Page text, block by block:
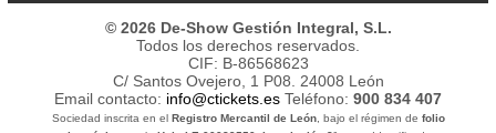
© 2026 De-Show Gestión Integral, S.L.
Todos los derechos reservados.
CIF: B-86568623
C/ Santos Ovejero, 1 P08. 24008 León
Email contacto: info@ctickets.es Teléfono: 900 834 407
Sociedad inscrita en el Registro Mercantil de León, bajo el régimen de folio